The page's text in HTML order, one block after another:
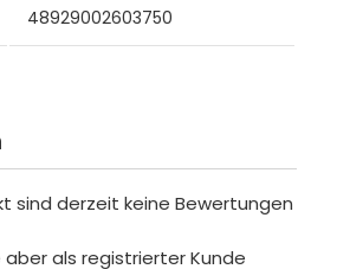
48929002603750
sind derzeit keine Bewertungen
aber als registrierter Kunde